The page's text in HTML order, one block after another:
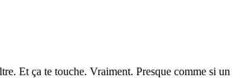
Et ça te touche. Vraiment. Presque comme si un